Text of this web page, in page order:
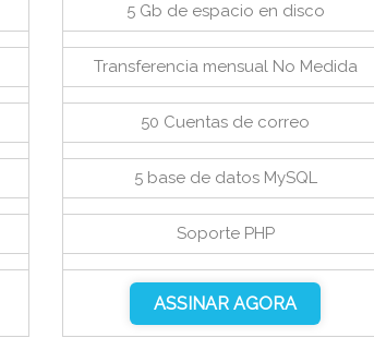
5 Gb de espacio en disco
Transferencia mensual No Medida
50 Cuentas de correo
5 base de datos MySQL
Soporte PHP
ASSINAR AGORA